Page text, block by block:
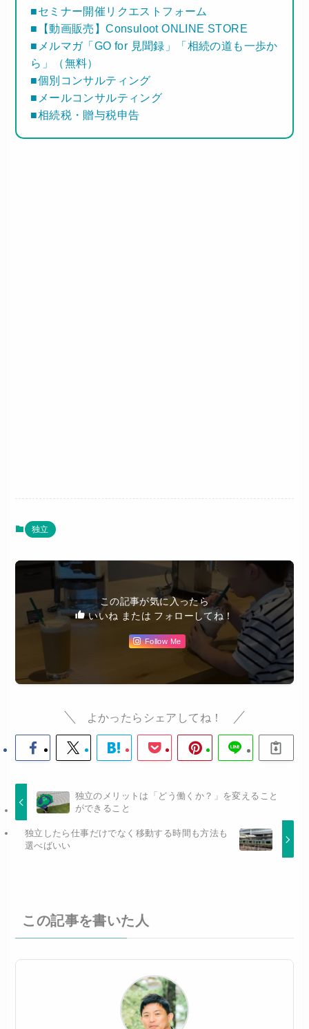
■セミナー開催リクエストフォーム
■【動画販売】Consuloot ONLINE STORE
■メルマガ「GO for 見聞録」「相続の道も一歩か
ら」（無料）
■個別コンサルティング
■メールコンサルティング
■相続税・贈与税申告
独立
この記事が気に入ったら
いいね または フォローしてね！
Follow Me
よかったらシェアしてね！
独立のメリットは「どう働くか？」を変えること
ができること
独立したら仕事だけでなく移動する時間も方法も
選べばいい
この記事を書いた人